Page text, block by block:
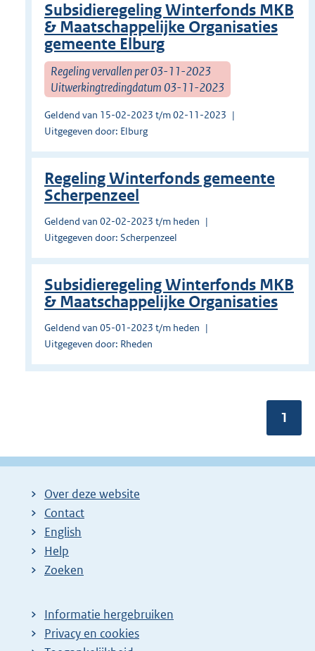
Subsidieregeling Winterfonds MKB
& Maatschappelijke Organisaties
gemeente Elburg
Regeling vervallen per 03-11-2023
Uitwerkingtredingdatum 03-11-2023
Geldend van 15-02-2023 t/m 02-11-2023
Uitgegeven door: Elburg
Regeling Winterfonds gemeente
Scherpenzeel
Geldend van 02-02-2023 t/m heden
Uitgegeven door: Scherpenzeel
Subsidieregeling Winterfonds MKB
& Maatschappelijke Organisaties
Geldend van 05-01-2023 t/m heden
Uitgegeven door: Rheden
1
Over deze website
Contact
English
Help
Zoeken
Informatie hergebruiken
Privacy en cookies